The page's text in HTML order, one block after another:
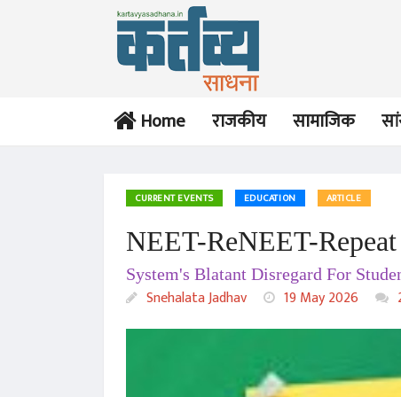
Home राजकीय सामाजिक
CURRENT EVENTS EDUCATION ARTICLE
NEET-ReNEET-Repeat
System's Blatant Disregard For
Snehalata Jadhav 19 May 2026